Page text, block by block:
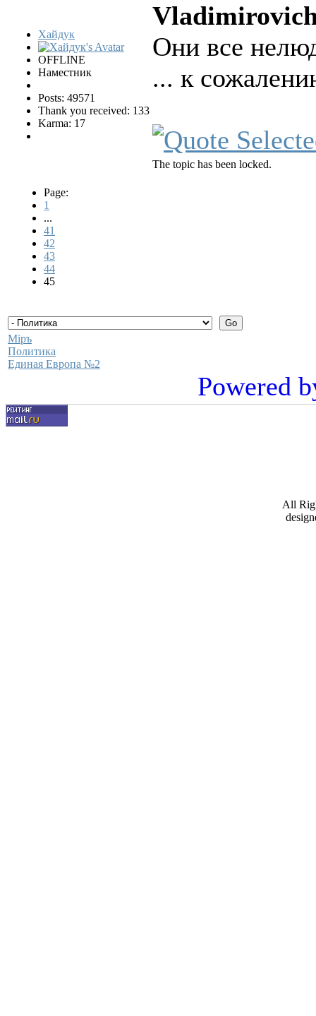
Хайдук
OFFLINE
Наместник
Posts: 49571
Thank you received: 133
Karma: 17
Они все
... к
The topic has been locked.
Page:
1
...
41
42
43
44
45
Мiръ
Политика
Единая Европа №2
Powered
All